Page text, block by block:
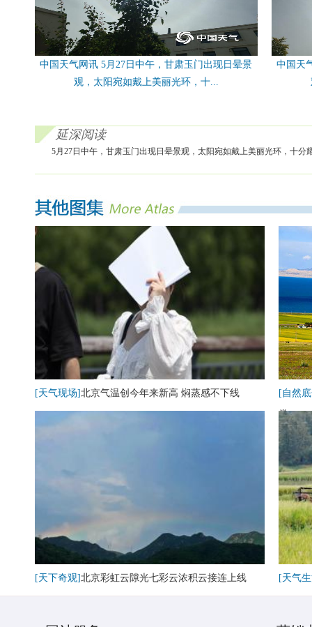
中国天气网讯 5月27日中午，甘肃玉门出现日晕景
观，太阳宛如戴上美丽光环，十...
中国天
延深阅读
5月27日中午，甘肃玉门出现日晕景观，太阳宛如戴上美丽光环，十分
[天气现场]北京气温创今年来新高 焖蒸感不下线
[自然
卷
[天下奇观]北京彩虹云隙光七彩云浓积云接连上线 [天气